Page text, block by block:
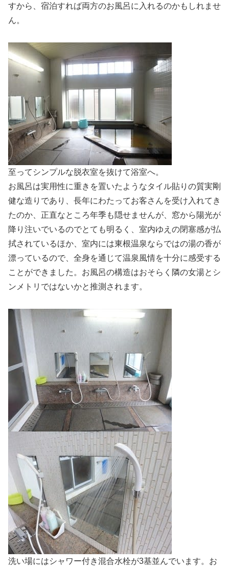
すから、宿泊すれば両方のお風呂に入れるのかもしれませ
ん。
至ってシンプルな脱衣室を抜けて浴室へ。
お風呂は実用性に重きを置いたようなタイル貼りの質実剛
健な造りであり、長年にわたってお客さんを受け入れてき
たのか、正直なところ年季も隠せませんが、窓から陽光が
降り注いでいるのでとても明るく、室内ゆえの閉塞感が払
拭されているほか、室内には東根温泉ならではの湯の香が
漂っているので、全身を通じて温泉風情を十分に感受する
ことができました。お風呂の構造はおそらく隣の女湯とシ
ンメトリではないかと推測されます。
洗い場にはシャワー付き混合水栓が3基並んでいます。お